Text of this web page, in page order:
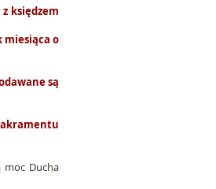
księdzem
miesiąca o
są
moc Ducha